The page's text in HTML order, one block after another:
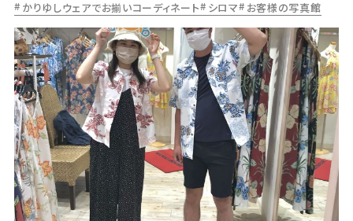
かりゆしウェアでお揃いコーディネート シロマ お客様の写真館